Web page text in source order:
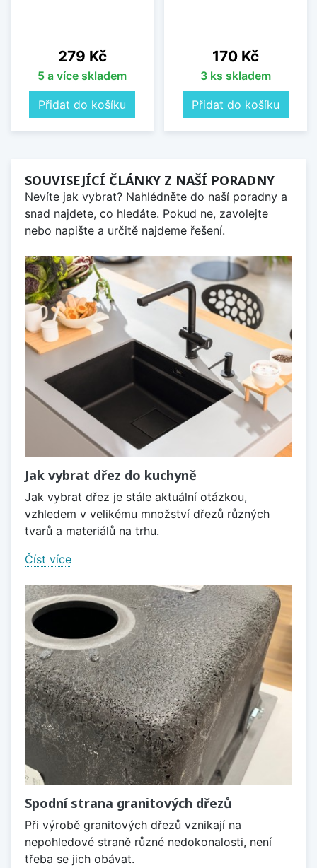
Cena
279 Kč
5 a více skladem
Přidat do košíku
Cena
170 Kč
3 ks skladem
Přidat do košíku
SOUVISEJÍCÍ ČLÁNKY Z NAŠÍ PORADNY
Nevíte jak vybrat? Nahlédněte do naší poradny a
snad najdete, co hledáte. Pokud ne, zavolejte
nebo napište a určitě najdeme řešení.
Jak vybrat dřez do kuchyně
Jak vybrat dřez je stále aktuální otázkou,
vzhledem v velikému množství dřezů různých
tvarů a materiálů na trhu.
Číst více
Spodní strana granitových dřezů
Při výrobě granitových dřezů vznikají na
nepohledové straně různé nedokonalosti, není
třeba se jich obávat.